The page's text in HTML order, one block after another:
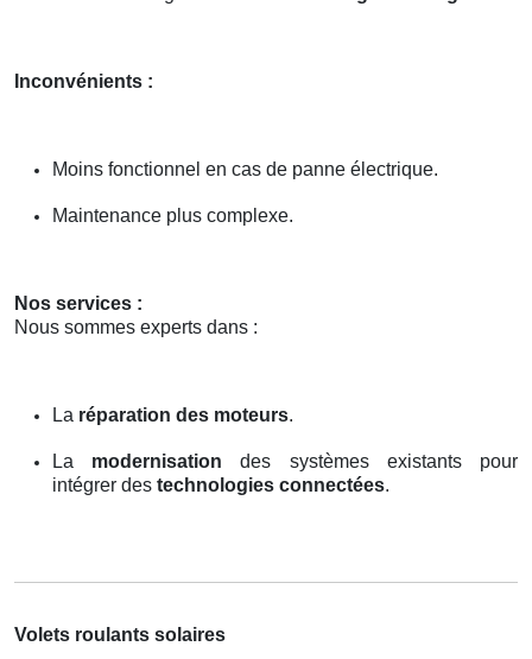
Inconvénients :
Moins fonctionnel en cas de panne électrique.
Maintenance plus complexe.
Nos services :
Nous sommes experts dans :
La réparation des moteurs.
La modernisation des systèmes existants pour
intégrer des technologies connectées.
Volets roulants solaires